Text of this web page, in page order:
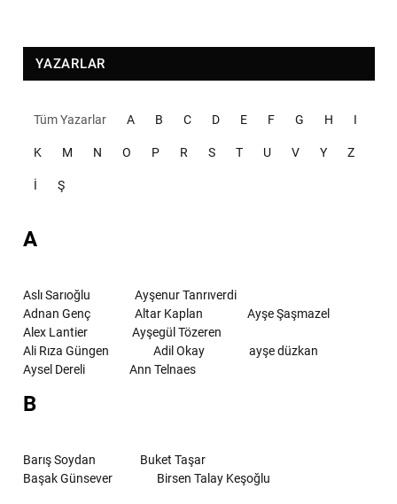
YAZARLAR
Tüm Yazarlar A B C D E F G H I
K M N O P R S T U V Y Z
İ Ş
A
Aslı Sarıoğlu
Ayşenur Tanrıverdi
Adnan Genç
Altar Kaplan
Ayşe Şaşmazel
Alex Lantier
Ayşegül Tözeren
Ali Rıza Güngen
Adil Okay
ayşe düzkan
Aysel Dereli
Ann Telnaes
B
Barış Soydan
Buket Taşar
Başak Günsever
Birsen Talay Keşoğlu